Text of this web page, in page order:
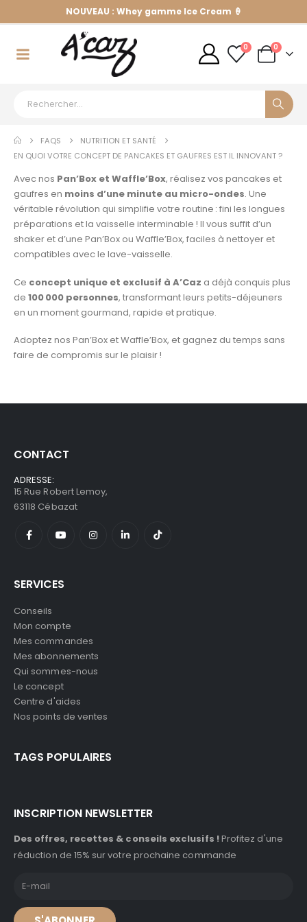
NOUVEAU : Whey gamme Ice Cream 🍦
0 0
FAQS
NUTRITION ET SANTÉ
EN QUOI VOTRE CONCEPT DE PANCAKES ET GAUFRES EST IL INNOVANT ?
Avec nos Pan’Box et Waffle’Box, réalisez vos pancakes et
gaufres en moins d’une minute au micro-ondes. Une
véritable révolution qui simplifie votre routine : fini les longues
préparations et la vaisselle interminable ! Il vous suffit d’un
shaker et d’une Pan’Box ou Waffle’Box, faciles à nettoyer et
compatibles avec le lave-vaisselle.
Ce concept unique et exclusif à A’Caz a déjà conquis plus
de 100 000 personnes, transformant leurs petits-déjeuners
en un moment gourmand, rapide et pratique.
Adoptez nos Pan’Box et Waffle’Box, et gagnez du temps sans
faire de compromis sur le plaisir !
CONTACT
ADRESSE:
15 Rue Robert Lemoy,
63118 Cébazat
SERVICES
Conseils
Mon compte
Mes commandes
Mes abonnements
Qui sommes-nous
Le concept
Centre d'aides
Nos points de ventes
TAGS POPULAIRES
INSCRIPTION NEWSLETTER
Des offres, recettes & conseils exclusifs !Profitez d'une
réduction de 15% sur votre prochaine commande